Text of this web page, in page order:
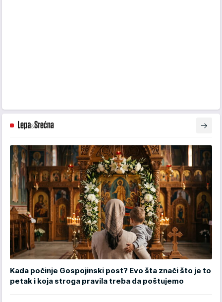
Kada počinje Gospojinski post? Evo šta znači što je to
petak i koja stroga pravila treba da poštujemo